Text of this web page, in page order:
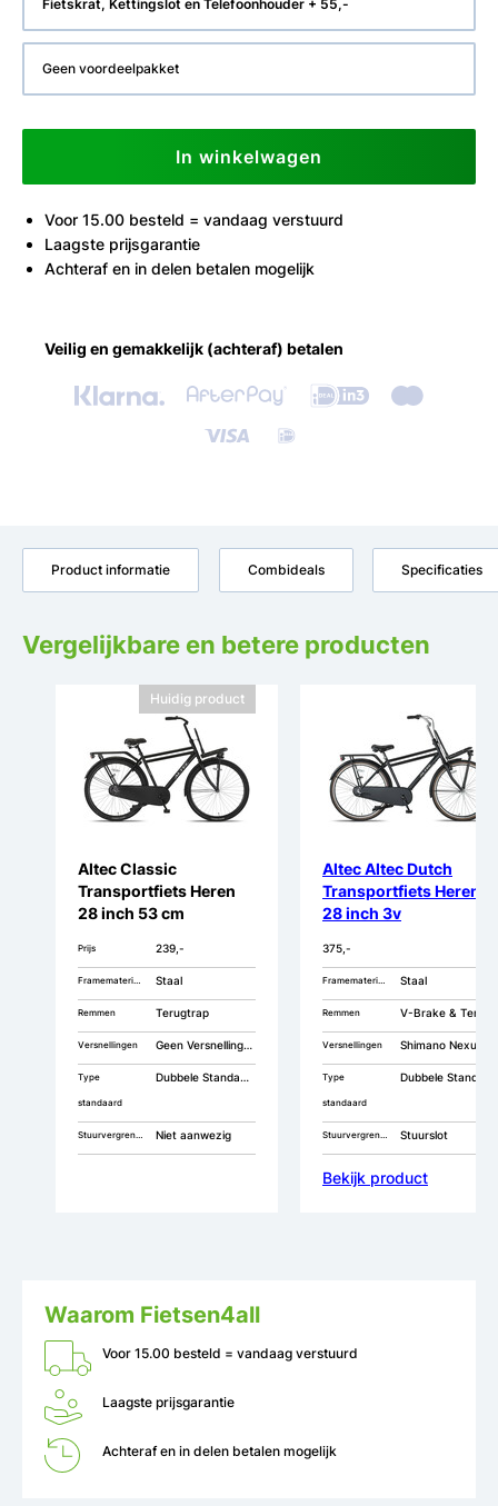
Fietskrat, Kettingslot en Telefoonhouder + 55,-
Geen voordeelpakket
In winkelwagen
Voor 15.00 besteld = vandaag verstuurd
Laagste prijsgarantie
Achteraf en in delen betalen mogelijk
Veilig en gemakkelijk (achteraf) betalen
Product informatie Combideals Specificaties
Vergelijkbare en betere producten
Huidig product
Altec Classic
Transportfiets Heren
28 inch 53 cm
Prijs 239,-
Framemateriaal Staal
Remmen Terugtrap
Versnellingen Geen Versnellingen
Type
standaard
Dubbele Standaard
Stuurvergrendeling Niet aanwezig
Altec Altec Dutch
Transportfiets Heren
28 inch 3v
375,-
Framemateriaal Staal
Remmen V-Brake & Terugtrap
Versnellingen Shimano Nexus 3
Type
standaard
Dubbele Standaard
Stuurvergrendeling Stuurslot
Bekijk product
Waarom Fietsen4all
Voor 15.00 besteld = vandaag verstuurd
Laagste prijsgarantie
Achteraf en in delen betalen mogelijk